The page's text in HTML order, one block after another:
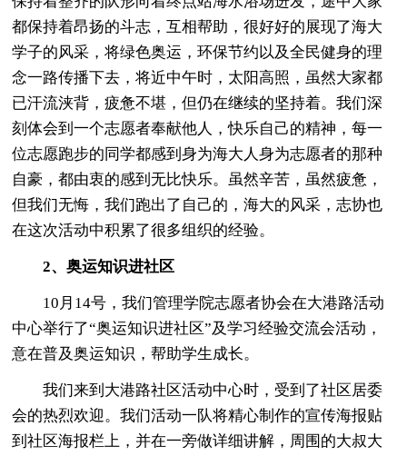
都保持着昂扬的斗志，互相帮助，很好好的展现了海大
学子的风采，将绿色奥运，环保节约以及全民健身的理
念一路传播下去，将近中午时，太阳高照，虽然大家都
已汗流浃背，疲惫不堪，但仍在继续的坚持着。我们深
刻体会到一个志愿者奉献他人，快乐自己的精神，每一
位志愿跑步的同学都感到身为海大人身为志愿者的那种
自豪，都由衷的感到无比快乐。虽然辛苦，虽然疲惫，
但我们无悔，我们跑出了自己的，海大的风采，志协也
在这次活动中积累了很多组织的经验。
2、奥运知识进社区
10月14号，我们管理学院志愿者协会在大港路活动
中心举行了“奥运知识进社区”及学习经验交流会活动，
意在普及奥运知识，帮助学生成长。
我们来到大港路社区活动中心时，受到了社区居委
会的热烈欢迎。我们活动一队将精心制作的宣传海报贴
到社区海报栏上，并在一旁做详细讲解，周围的大叔大